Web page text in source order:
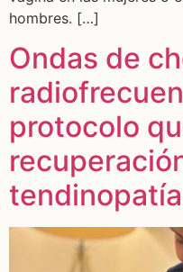
hombres. […]
Ondas de
protocolo